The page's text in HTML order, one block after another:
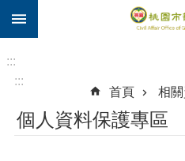
跳到主要內容區塊
市
民
:::
:::
首頁
相
個人資料保護專區